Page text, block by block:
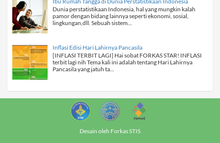
Dunia perstatistikaan Indonesia, hal yang mungkin kalah
pamor dengan bidang lainnya seperti ekonomi, sosial,
lingkungan,dll. Sebuah sistem...
Inflasi Edisi Hari Lahirnya Pancasila
[INFLASI TERBIT LAGI] Hai sobat FORKAS STAR! INFLASI
terbit lagi nih Tema kali ini adalah tentang Hari Lahirnya
Pancasila yang jatuh ta...
Desain oleh Forkas STIS